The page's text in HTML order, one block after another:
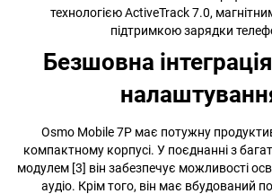
Безшовна
Osmo Mobile 7P має потужну
компактному корпусі. У поєднанні з
модулем [3] він забезпечує можливості
аудіо. Крім того, він має вбудований